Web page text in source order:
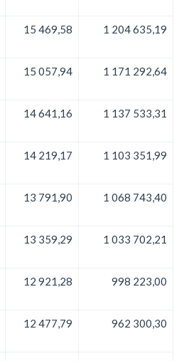
15 469,58 1 204 635,19
15 057,94 1 171 292,64
14 641,16 1 137 533,31
14 219,17 1 103 351,99
13 791,90 1 068 743,40
13 359,29 1 033 702,21
12 921,28 998 223,00
12 477,79 962 300,30